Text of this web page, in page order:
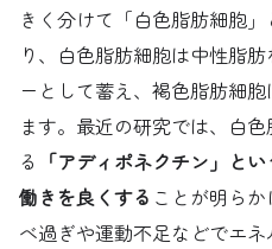
きく分けて「白色脂肪細胞
り、白色脂肪細胞は中性脂
ーとして蓄え、褐色脂肪細
ます。最近の研究では、白
る 「アディポネクチン」と
働きを良くする ことが明ら
べ過ぎや運動不足などでエ